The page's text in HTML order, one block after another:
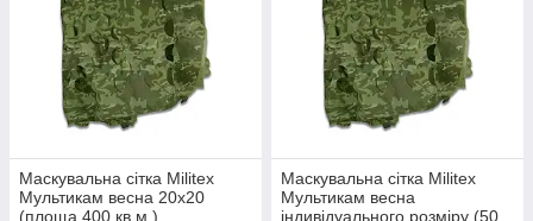
Маскувальна сітка Militex
Мультикам весна 20х20
(площа 400 кв.м.)
Маскувальна сітка Militex
Мультикам весна
індивідуального розміру (50